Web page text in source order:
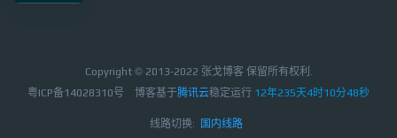
Copyright © 2013-2022 张戈博客 保留所有权利.
粤ICP备14028310号
博客基于腾讯云稳定运行 12年235天4时10分48秒
线路切换: 国内线路